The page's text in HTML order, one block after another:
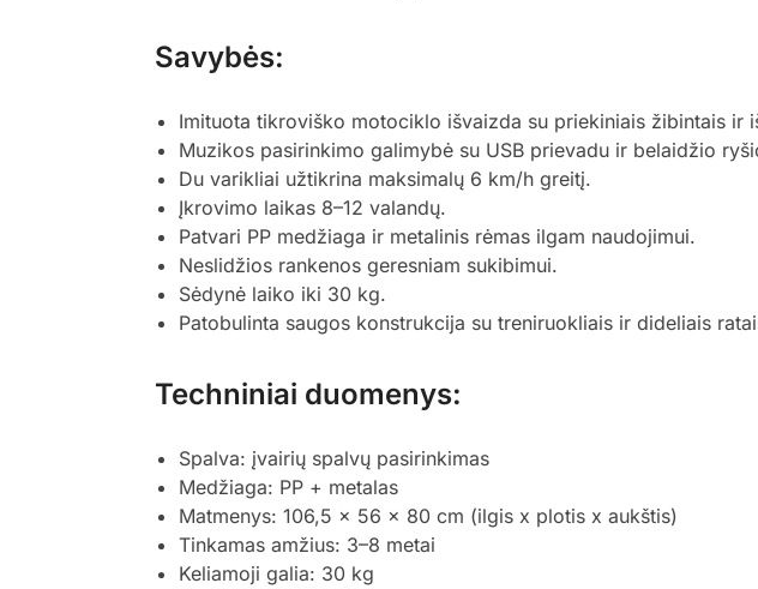
Savybės:
Imituota tikroviško motociklo išvaizda su priekiniais žibintais ir
Muzikos pasirinkimo galimybė su USB prievadu ir belaidžio
Du varikliai užtikrina maksimalų 6 km/h greitį.
Įkrovimo laikas 8–12 valandų.
Patvari PP medžiaga ir metalinis rėmas ilgam naudojimui.
Neslidžios rankenos geresniam sukibimui.
Sėdynė laiko iki 30 kg.
Patobulinta saugos konstrukcija su treniruokliais ir dideliais
Techniniai duomenys:
Spalva: įvairių spalvų pasirinkimas
Medžiaga: PP + metalas
Matmenys: 106,5 x 56 x 80 cm (ilgis x plotis x aukštis)
Tinkamas amžius: 3–8 metai
Keliamoji galia: 30 kg